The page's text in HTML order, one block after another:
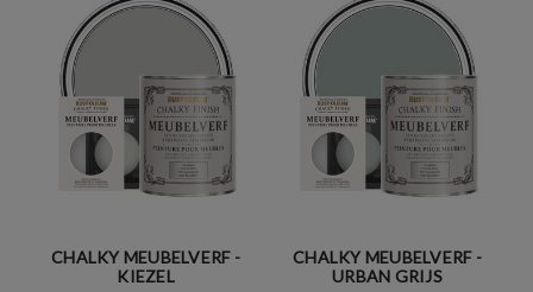
CHALKY MEUBELVERF -
KIEZEL
CHALKY MEUBELVERF -
URBAN GRIJS